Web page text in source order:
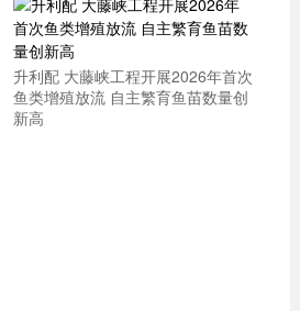
升利配 大藤峡工程开展2026年首次
鱼类增殖放流 自主繁育鱼苗数量创
新高